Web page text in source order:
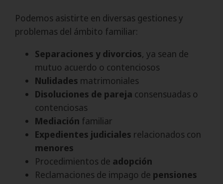
Podemos asistirte en diversas gestiones y
problemas del ámbito familiar:
Separaciones y divorcios, ya sean de
mutuo acuerdo o contenciosos
Nulidades matrimoniales
Disoluciones de pareja consensuadas o
contenciosas
Mediación familiar
Expedientes judiciales relacionados con
menores
Procedimientos de adopción
Reclamaciones de impago de pensiones